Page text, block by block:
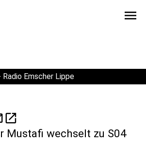
menu
Emscher Lippe
open_in_new
Mustafi wechselt zu S04